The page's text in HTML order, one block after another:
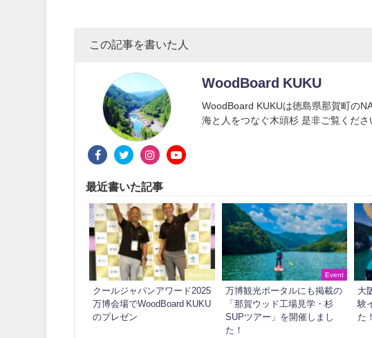
この記事を書いた人
WoodBoard KUKU
WoodBoard KUKUは徳島県那賀町の
海と人をつなぐ木頭杉 是非ご覧くだ
最近書いた記事
Awards
クールジャパンアワード2025
万博会場でWoodBoard KUKU
のプレゼン
Event
万博観光ポータルにも掲載の
「那賀ウッド工場見学・杉
SUPツアー」を開催しまし
た！
大
験
た！